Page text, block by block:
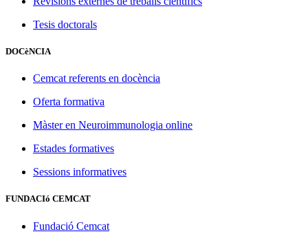
Tesis doctorals
DOCèNCIA
Cemcat referents en docència
Oferta formativa
Màster en Neuroimmunologia online
Estades formatives
Sessions informatives
FUNDACIó CEMCAT
Fundació Cemcat